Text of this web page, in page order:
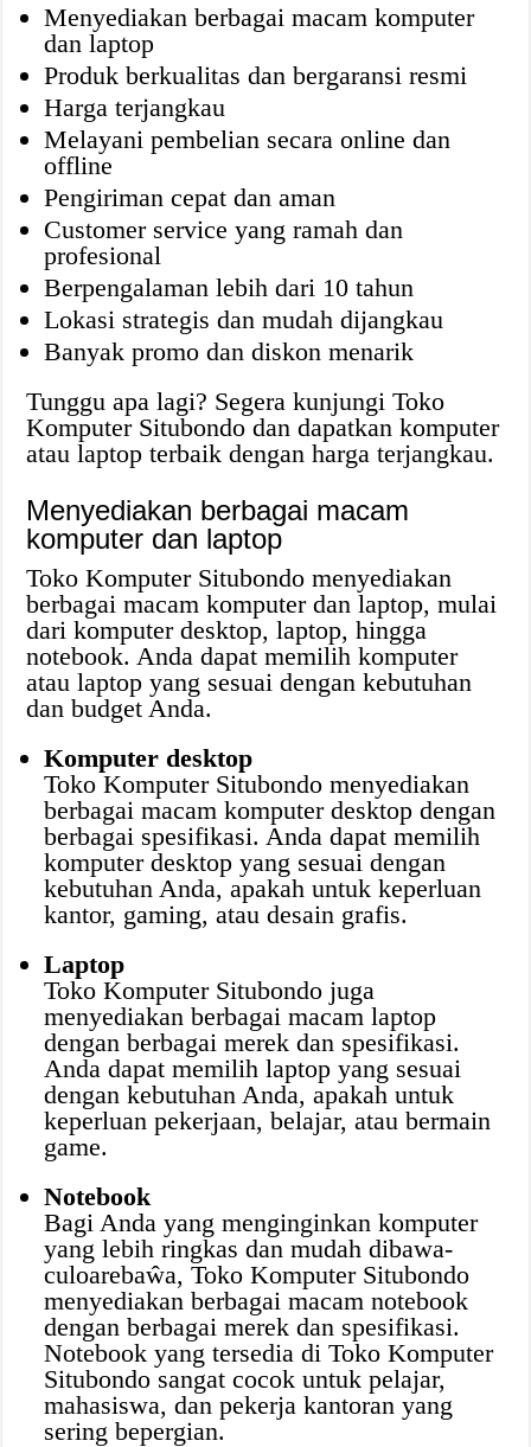
Menyediakan berbagai macam komputer
dan laptop
Produk berkualitas dan bergaransi resmi
Harga terjangkau
Melayani pembelian secara online dan
offline
Pengiriman cepat dan aman
Customer service yang ramah dan
profesional
Berpengalaman lebih dari 10 tahun
Lokasi strategis dan mudah dijangkau
Banyak promo dan diskon menarik
Tunggu apa lagi? Segera kunjungi Toko
Komputer Situbondo dan dapatkan komputer
atau laptop terbaik dengan harga terjangkau.
Menyediakan berbagai macam
komputer dan laptop
Toko Komputer Situbondo menyediakan
berbagai macam komputer dan laptop, mulai
dari komputer desktop, laptop, hingga
notebook. Anda dapat memilih komputer
atau laptop yang sesuai dengan kebutuhan
dan budget Anda.
Komputer desktop
Toko Komputer Situbondo menyediakan
berbagai macam komputer desktop dengan
berbagai spesifikasi. Anda dapat memilih
komputer desktop yang sesuai dengan
kebutuhan Anda, apakah untuk keperluan
kantor, gaming, atau desain grafis.
Laptop
Toko Komputer Situbondo juga
menyediakan berbagai macam laptop
dengan berbagai merek dan spesifikasi.
Anda dapat memilih laptop yang sesuai
dengan kebutuhan Anda, apakah untuk
keperluan pekerjaan, belajar, atau bermain
game.
Notebook
Bagi Anda yang menginginkan komputer
yang lebih ringkas dan mudah dibawa-
culoarebaŵa, Toko Komputer Situbondo
menyediakan berbagai macam notebook
dengan berbagai merek dan spesifikasi.
Notebook yang tersedia di Toko Komputer
Situbondo sangat cocok untuk pelajar,
mahasiswa, dan pekerja kantoran yang
sering bepergian.